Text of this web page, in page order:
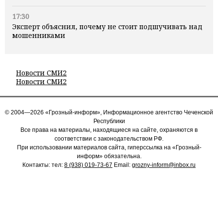
17:30
Эксперт объяснил, почему не стоит подшучивать над
мошенниками
Новости СМИ2
Новости СМИ2
© 2004—2026 «Грозный-информ», Информационное агентство Чеченской
Республики
Все права на материалы, находящиеся на сайте, охраняются в
соответствии с законодательством РФ.
При использовании материалов сайта, гиперссылка на «Грозный-
информ» обязательна.
Контакты: тел: 8 (938) 019-73-67 Email: grozny-inform@inbox.ru